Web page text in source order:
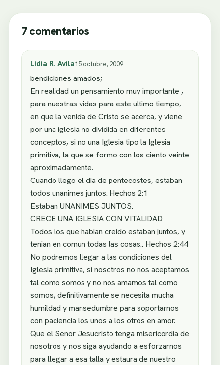
7 comentarios
Lidia R. Avila15 octubre, 2009
bendiciones amados;
En realidad un pensamiento muy importante ,
para nuestras vidas para este ultimo tiempo,
en que la venida de Cristo se acerca, y viene
por una iglesia no dividida en diferentes
conceptos, si no una Iglesia tipo la Iglesia
primitiva, la que se formo con los ciento veinte
aproximadamente.
Cuando llego el dia de pentecostes, estaban
todos unanimes juntos. Hechos 2:1
Estaban UNANIMES JUNTOS.
CRECE UNA IGLESIA CON VITALIDAD
Todos los que habian creido estaban juntos, y
tenian en comun todas las cosas.. Hechos 2:44
No podremos llegar a las condiciones del
Iglesia primitiva, si nosotros no nos aceptamos
tal como somos y no nos amamos tal como
somos, definitivamente se necesita mucha
humildad y mansedumbre para soportarnos
con paciencia los unos a los otros en amor.
Que el Senor Jesucristo tenga misericordia de
nosotros y nos siga ayudando a esforzarnos
para llegar a esa talla y estaura de nuestro